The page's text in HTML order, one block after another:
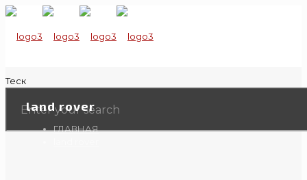
Теск
land rover
ГЛАВНАЯ